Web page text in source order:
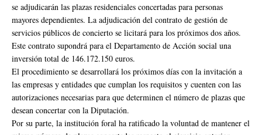
se adjudicarán las plazas residenciales concertadas para personas
mayores dependientes. La adjudicación del contrato de gestión de
servicios públicos de concierto se licitará para los próximos dos años.
Este contrato supondrá para el Departamento de Acción social una
inversión total de 146.172.150 euros.
El procedimiento se desarrollará los próximos días con la invitación a
las empresas y entidades que cumplan los requisitos y cuenten con las
autorizaciones necesarias para que determinen el número de plazas que
desean concertar con la Diputación.
Por su parte, la institución foral ha ratificado la voluntad de mantener el